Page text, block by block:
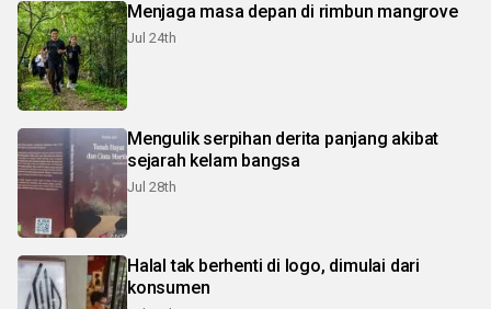
Menjaga masa depan di rimbun mangrove
Jul 24th
Mengulik serpihan derita panjang akibat
sejarah kelam bangsa
Jul 28th
Halal tak berhenti di logo, dimulai dari
konsumen